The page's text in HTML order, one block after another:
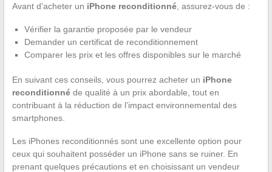
Avant d’acheter un iPhone reconditionné, assurez-vous de :
Vérifier la garantie proposée par le vendeur
Demander un certificat de reconditionnement
Comparer les prix et les offres disponibles sur le marché
En suivant ces conseils, vous pourrez acheter un iPhone
reconditionnéde qualité à un prix abordable, tout en
contribuant à la réduction de l’impact environnemental des
smartphones.
Les iPhones reconditionnés sont une excellente option pour
ceux qui souhaitent posséder un iPhone sans se ruiner. En
prenant quelques précautions et en choisissant un vendeur